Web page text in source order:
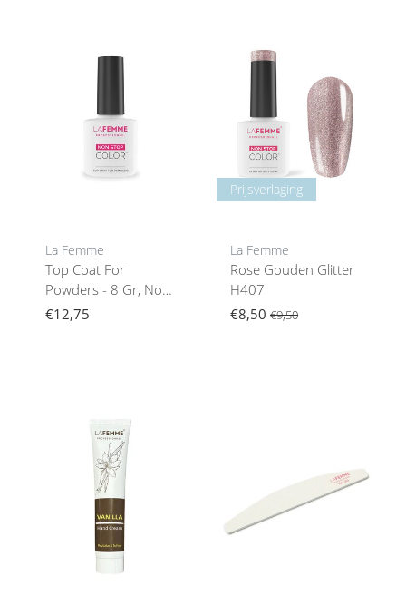
La Femme
Top Coat For
Powders - 8 Gr, No
Wipe
€12,75
Prijsverlaging
La Femme
Rose Gouden Glitter
H407
€8,50 €9,50